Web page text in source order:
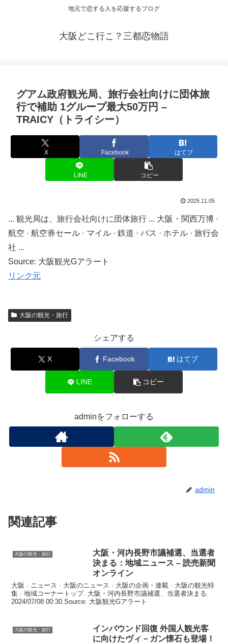
地元で恋する人を応援するブログ
大阪どこ行こ？三都恋物語
グアム政府観光局、旅行会社向けに団体旅
行で補助 1グループ最大50万円 –
TRAICY（トライシー）
X Facebook はてブ
LINE コピー
2025.11.05
... 観光局は、旅行会社向けに団体旅行 ... 大阪・関西万博 ·
航空 · 航空券セール · マイル · 鉄道 · バス · ホテル · 旅行会
社 ...
Source: 大阪観光Gアラート
リンク元
大阪の観光・旅行
シェアする
X Facebook はてブ
LINE コピー
adminをフォローする
admin
関連記事
大阪の観光・旅行 大阪 ・河内長野市議補選、当選者
決まる：地域ニュース – 読売新聞
オンライン
大阪 · ニュース · 大阪のニュース · 大阪の企画・連載 · 大阪の観光特
集 · 地域コーナートップ. 大阪・河内長野市議補選、当選者決まる.
2024/07/08 00:30.Source: 大阪観光Gアラート
大阪の観光・旅行 インバウンド回復 外国人観光客
に向けたヴィ－ガン懐石も登場！